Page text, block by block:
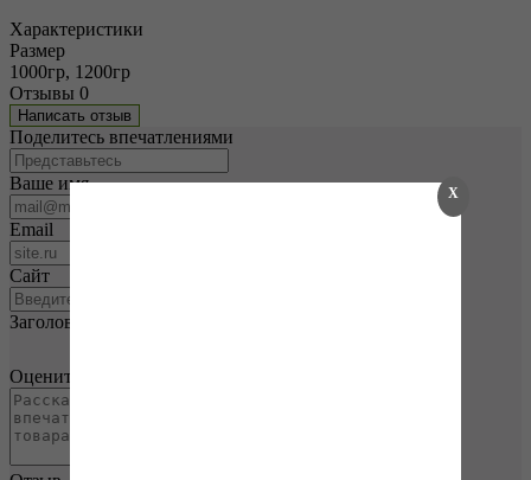
Характеристики
Размер
1000гр, 1200гр
Отзывы 0
Написать отзыв
Поделитесь впечатлениями
Ваше имя
Email
Сайт
Заголовок
Оцените товар
X